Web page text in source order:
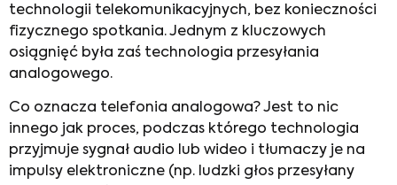
technologii telekomunikacyjnych, bez konieczności
fizycznego spotkania. Jednym z kluczowych
osiągnięć była zaś technologia przesyłania
analogowego.
Co oznacza telefonia analogowa? Jest to nic
innego jak proces, podczas którego technologia
przyjmuje sygnał audio lub wideo i tłumaczy je na
impulsy elektroniczne (np. ludzki głos przesyłany